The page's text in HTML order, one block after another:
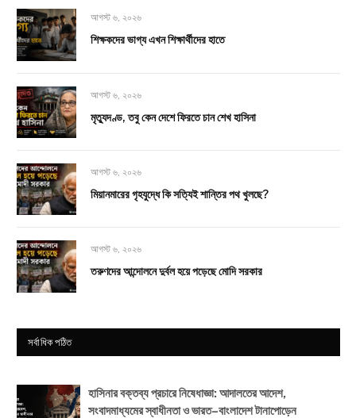
আগস্ট ৬, ২০২৬
শিক্ষকদের ভাগ্য এখন শিক্ষার্থীদের হাতে
আগস্ট ৬, ২০২৬
মৃত্যুদণ্ড, তবু কেন দেশে ফিরতে চান শেখ হাসিনা
আগস্ট ৬, ২০২৬
মিয়ানমারের গৃহযুদ্ধে কি সত্যিই শান্তির পথ খুলছে?
আগস্ট ৬, ২০২৬
তরুণদের আন্দোলনে দুর্বল হয়ে পড়েছে মোদি সরকার
সর্বাধিক পঠিত
হাসিনার বক্তব্য প্রচারে নিষেধাজ্ঞা: আদালতের আদেশ,
সংবাদমাধ্যমের স্বাধীনতা ও ভারত–বাংলাদেশ টানাপোড়েন